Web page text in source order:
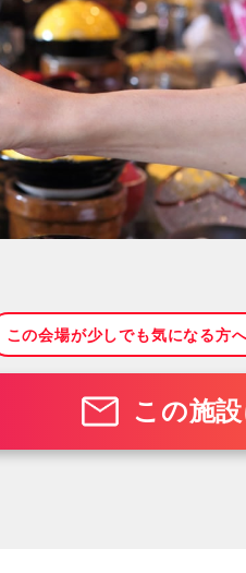
この会場が少しでも気になる方
この施